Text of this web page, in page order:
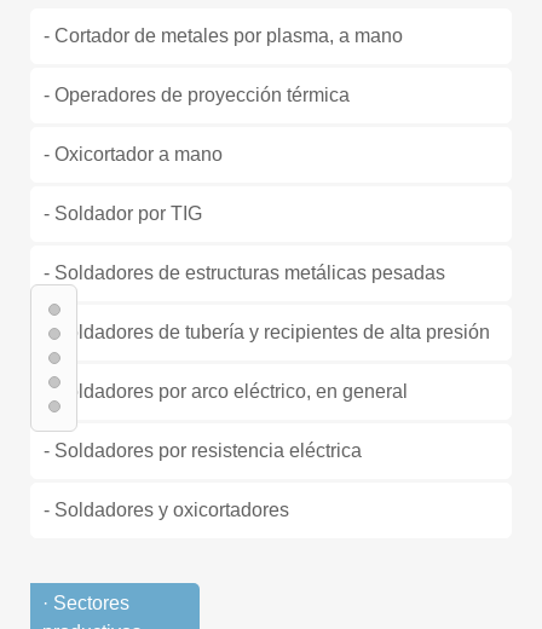
- Cortador de metales por plasma, a mano
- Operadores de proyección térmica
- Oxicortador a mano
- Soldador por TIG
- Soldadores de estructuras metálicas pesadas
- Soldadores de tubería y recipientes de alta presión
- Soldadores por arco eléctrico, en general
- Soldadores por resistencia eléctrica
- Soldadores y oxicortadores
· Sectores